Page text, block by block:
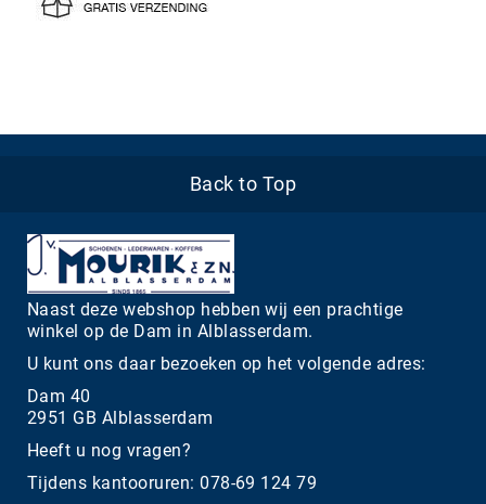
Back to Top
Naast deze webshop hebben wij een prachtige
winkel op de Dam in Alblasserdam.
U kunt ons daar bezoeken op het volgende adres:
Dam 40
2951 GB Alblasserdam
Heeft u nog vragen?
Tijdens kantooruren: 078-69 124 79